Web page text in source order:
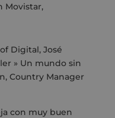
Movistar,
Digital, José
» Un mundo sin
Country Manager
con muy buen